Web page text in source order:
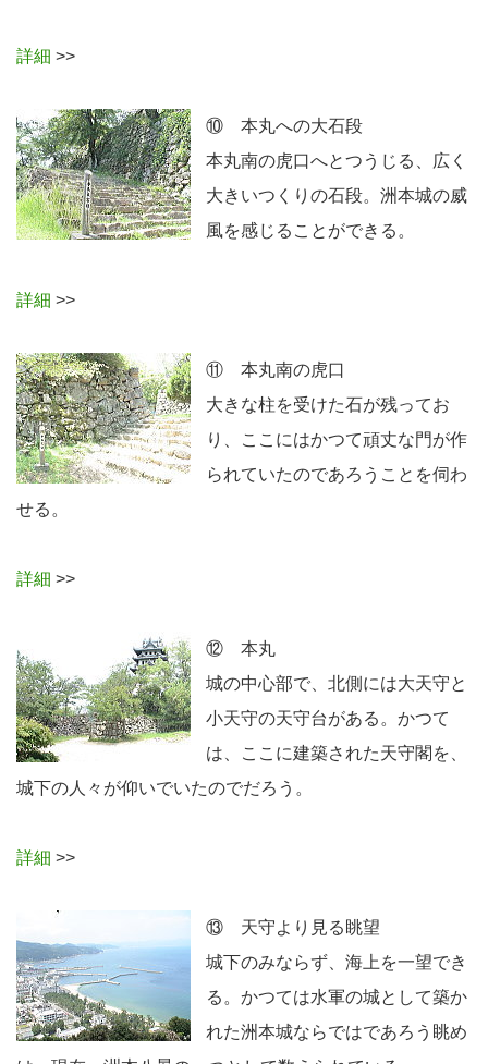
詳細 >>
⑩ 本丸への大石段
本丸南の虎口へとつうじる、広く
大きいつくりの石段。洲本城の威
風を感じることができる。
詳細 >>
⑪ 本丸南の虎口
大きな柱を受けた石が残ってお
り、ここにはかつて頑丈な門が作
られていたのであろうことを伺わ
せる。
詳細 >>
⑫ 本丸
城の中心部で、北側には大天守と
小天守の天守台がある。かつて
は、ここに建築された天守閣を、
城下の人々が仰いでいたのでだろう。
詳細 >>
⑬ 天守より見る眺望
城下のみならず、海上を一望でき
る。かつては水軍の城として築か
れた洲本城ならではであろう眺め